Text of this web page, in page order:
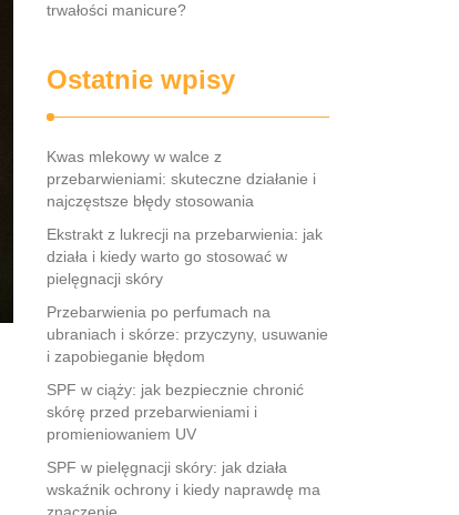
trwałości manicure?
Ostatnie wpisy
Kwas mlekowy w walce z
przebarwieniami: skuteczne działanie i
najczęstsze błędy stosowania
Ekstrakt z lukrecji na przebarwienia: jak
działa i kiedy warto go stosować w
pielęgnacji skóry
Przebarwienia po perfumach na
ubraniach i skórze: przyczyny, usuwanie
i zapobieganie błędom
SPF w ciąży: jak bezpiecznie chronić
skórę przed przebarwieniami i
promieniowaniem UV
SPF w pielęgnacji skóry: jak działa
wskaźnik ochrony i kiedy naprawdę ma